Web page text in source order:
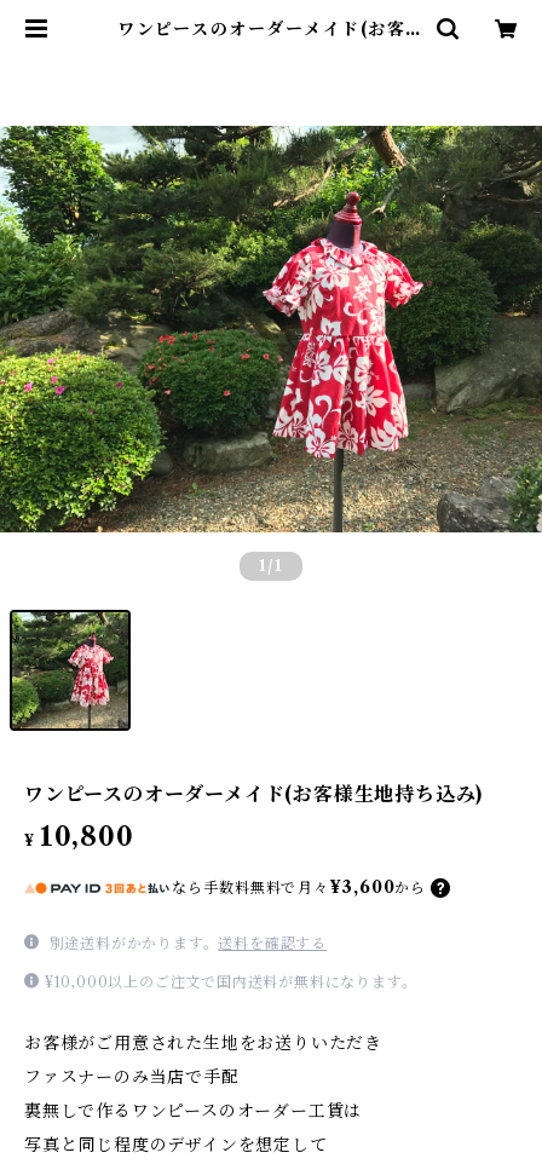
ワンピースのオーダーメイド(お客様
1 /1
ワンピースのオーダーメイド(お客様生地持ち込み)
¥ 10,800
なら 手数料無料で 月々 ¥3,600から
別途送料がかかります。送料を確認する
¥10,000以上のご注文で国内送料が無料になります。
お客様がご用意された生地をお送りいただき
ファスナーのみ当店で手配
裏無しで作るワンピースのオーダー工賃は
写真と同じ程度のデザインを想定して